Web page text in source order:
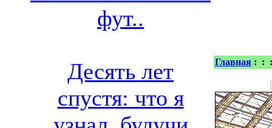
фут..
Десять лет
спустя: что я
Главная : :